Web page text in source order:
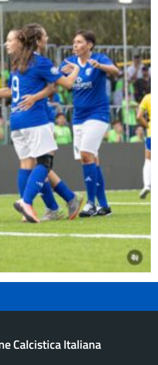
Calcistica Italiana